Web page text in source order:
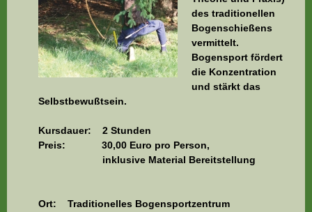
des traditionellen
Bogenschießens
vermittelt.
Bogensport fördert
die Konzentration
und stärkt das
Selbstbewußtsein.
Kursdauer: 2 Stunden
Preis: 30,00 Euro pro Person,
inklusive Material Bereitstellung
Ort: Traditionelles Bogensportzentrum